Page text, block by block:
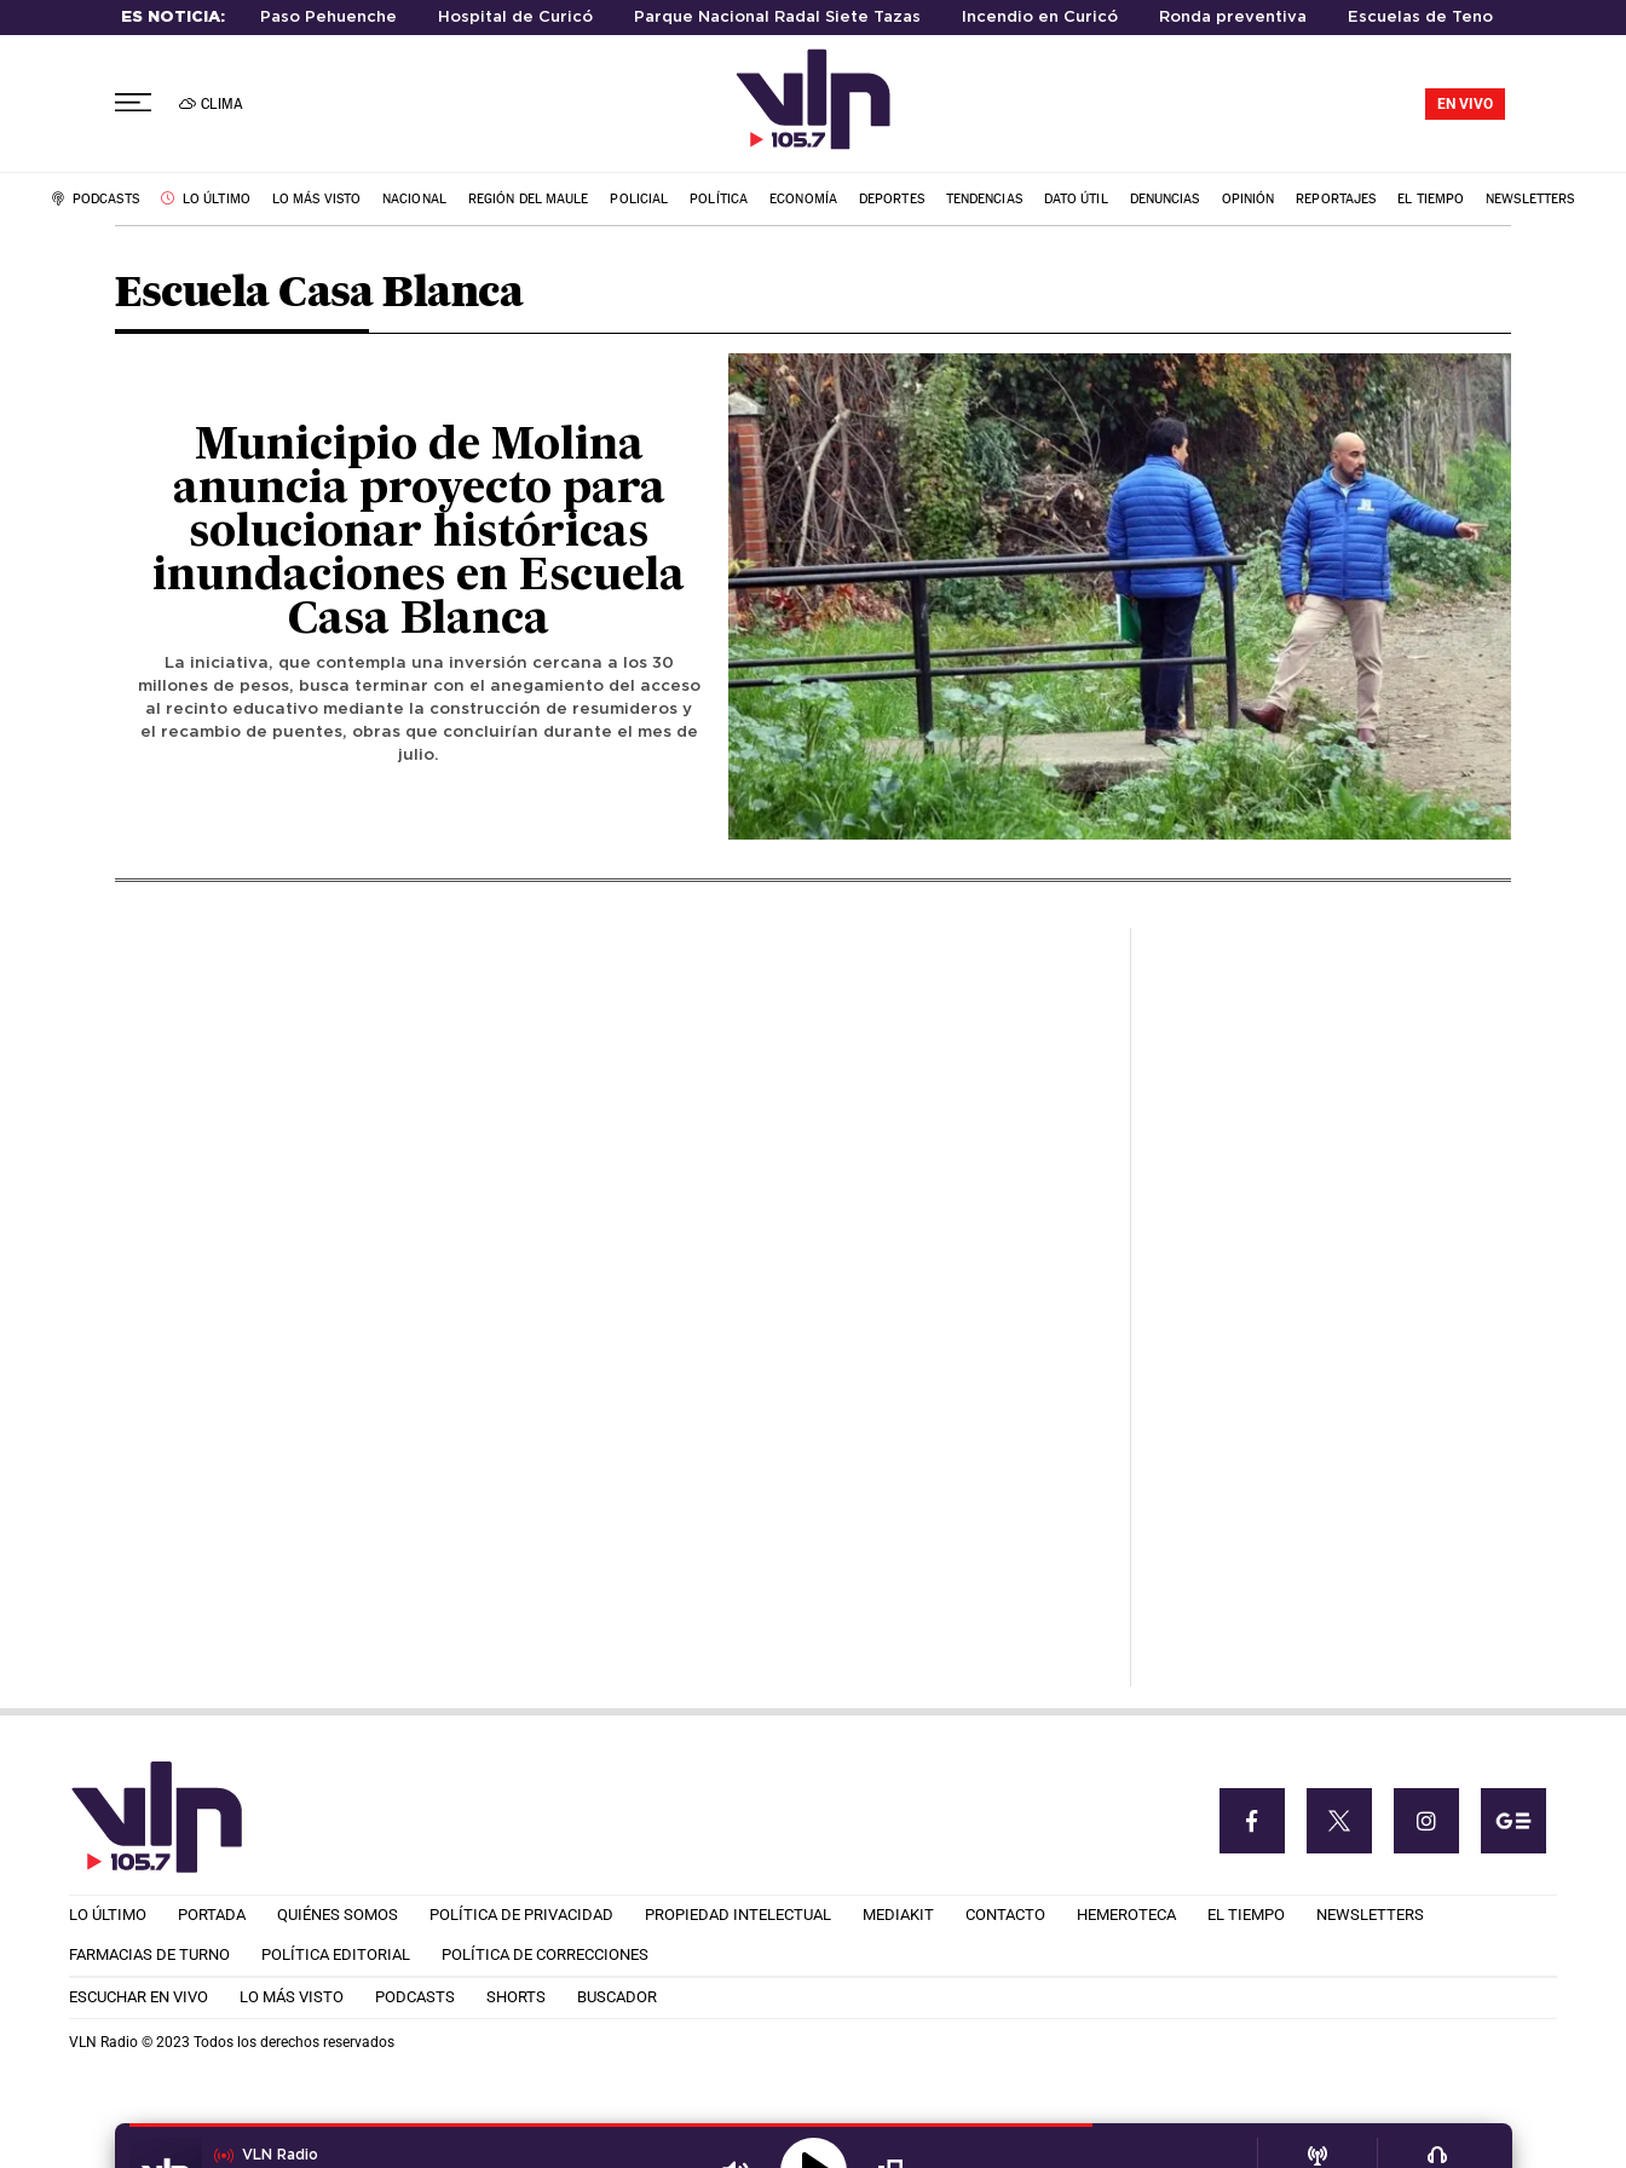
ES NOTICIA: Paso Pehuenche Hospital de Curicó Parque Nacional Radal Siete Tazas Incendio en Curicó Ronda preventiva Escuelas de Teno
CLIMA EN VIVO
PODCASTS LO ÚLTIMO LO MÁS VISTO NACIONAL REGIÓN DEL MAULE POLICIAL POLÍTICA ECONOMÍA DEPORTES TENDENCIAS DATO ÚTIL DENUNCIAS OPINIÓN REPORTAJES EL TIEMPO NEWSLETTERS
Escuela Casa Blanca
Municipio de Molina
anuncia proyecto para
solucionar históricas
inundaciones en Escuela
Casa Blanca
La iniciativa, que contempla una inversión cercana a los 30
millones de pesos, busca terminar con el anegamiento del acceso
al recinto educativo mediante la construcción de resumideros y
el recambio de puentes, obras que concluirían durante el mes de
julio.
VLN Radio
LO ÚLTIMO PORTADA QUIÉNES SOMOS POLÍTICA DE PRIVACIDAD PROPIEDAD INTELECTUAL MEDIAKIT CONTACTO HEMEROTECA EL TIEMPO NEWSLETTERS
FARMACIAS DE TURNO POLÍTICA EDITORIAL POLÍTICA DE CORRECCIONES
ESCUCHAR EN VIVO LO MÁS VISTO PODCASTS SHORTS BUSCADOR
VLN Radio © 2023 Todos los derechos reservados